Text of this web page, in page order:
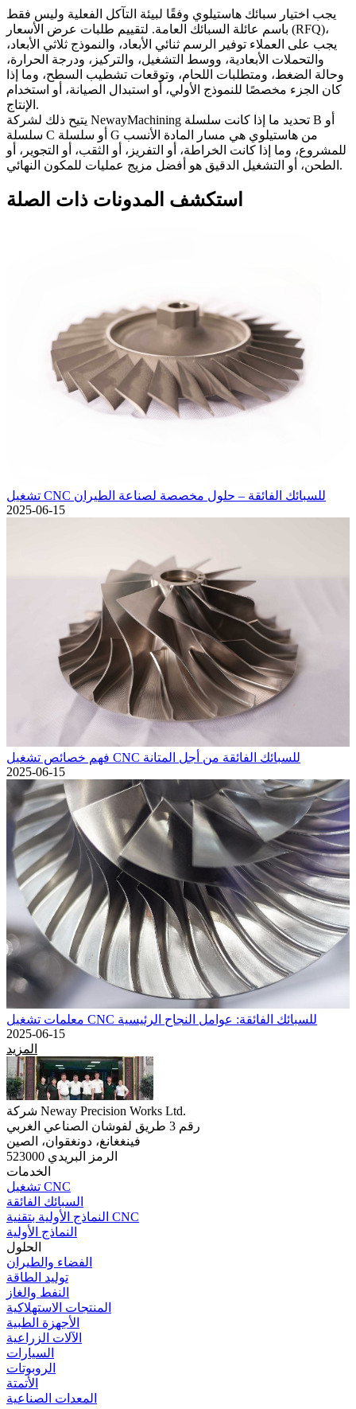
يجب اختيار سبائك هاستيلوي وفقًا لبيئة التآكل الفعلية وليس فقط
باسم عائلة السبائك العامة. لتقييم طلبات عرض الأسعار (RFQ)،
يجب على العملاء توفير الرسم ثنائي الأبعاد، والنموذج ثلاثي الأبعاد،
والتحملات الأبعادية، ووسط التشغيل، والتركيز، ودرجة الحرارة،
وحالة الضغط، ومتطلبات اللحام، وتوقعات تشطيب السطح، وما إذا
كان الجزء مخصصًا للنموذج الأولي، أو استبدال الصيانة، أو استخدام
الإنتاج.
يتيح ذلك لشركة NewayMachining تحديد ما إذا كانت سلسلة B أو
سلسلة C أو سلسلة G من هاستيلوي هي مسار المادة الأنسب
للمشروع، وما إذا كانت الخراطة، أو التفريز، أو الثقب، أو التجوير، أو
الطحن، أو التشغيل الدقيق هو أفضل مزيج عمليات للمكون النهائي.
استكشف المدونات ذات الصلة
تشغيل CNC للسبائك الفائقة – حلول مخصصة لصناعة الطيران
2025-06-15
فهم خصائص تشغيل CNC للسبائك الفائقة من أجل المتانة
2025-06-15
معلمات تشغيل CNC للسبائك الفائقة: عوامل النجاح الرئيسية
2025-06-15
المزيد
شركة Neway Precision Works Ltd.
رقم 3 طريق لفوشان الصناعي الغربي
فينغغانغ، دونغقوان، الصين
الرمز البريدي 523000
الخدمات
تشغيل CNC
السبائك الفائقة
النماذج الأولية بتقنية CNC
النماذج الأولية
الحلول
الفضاء والطيران
توليد الطاقة
النفط والغاز
المنتجات الاستهلاكية
الأجهزة الطبية
الآلات الزراعية
السيارات
الروبوتات
الأتمتة
المعدات الصناعية